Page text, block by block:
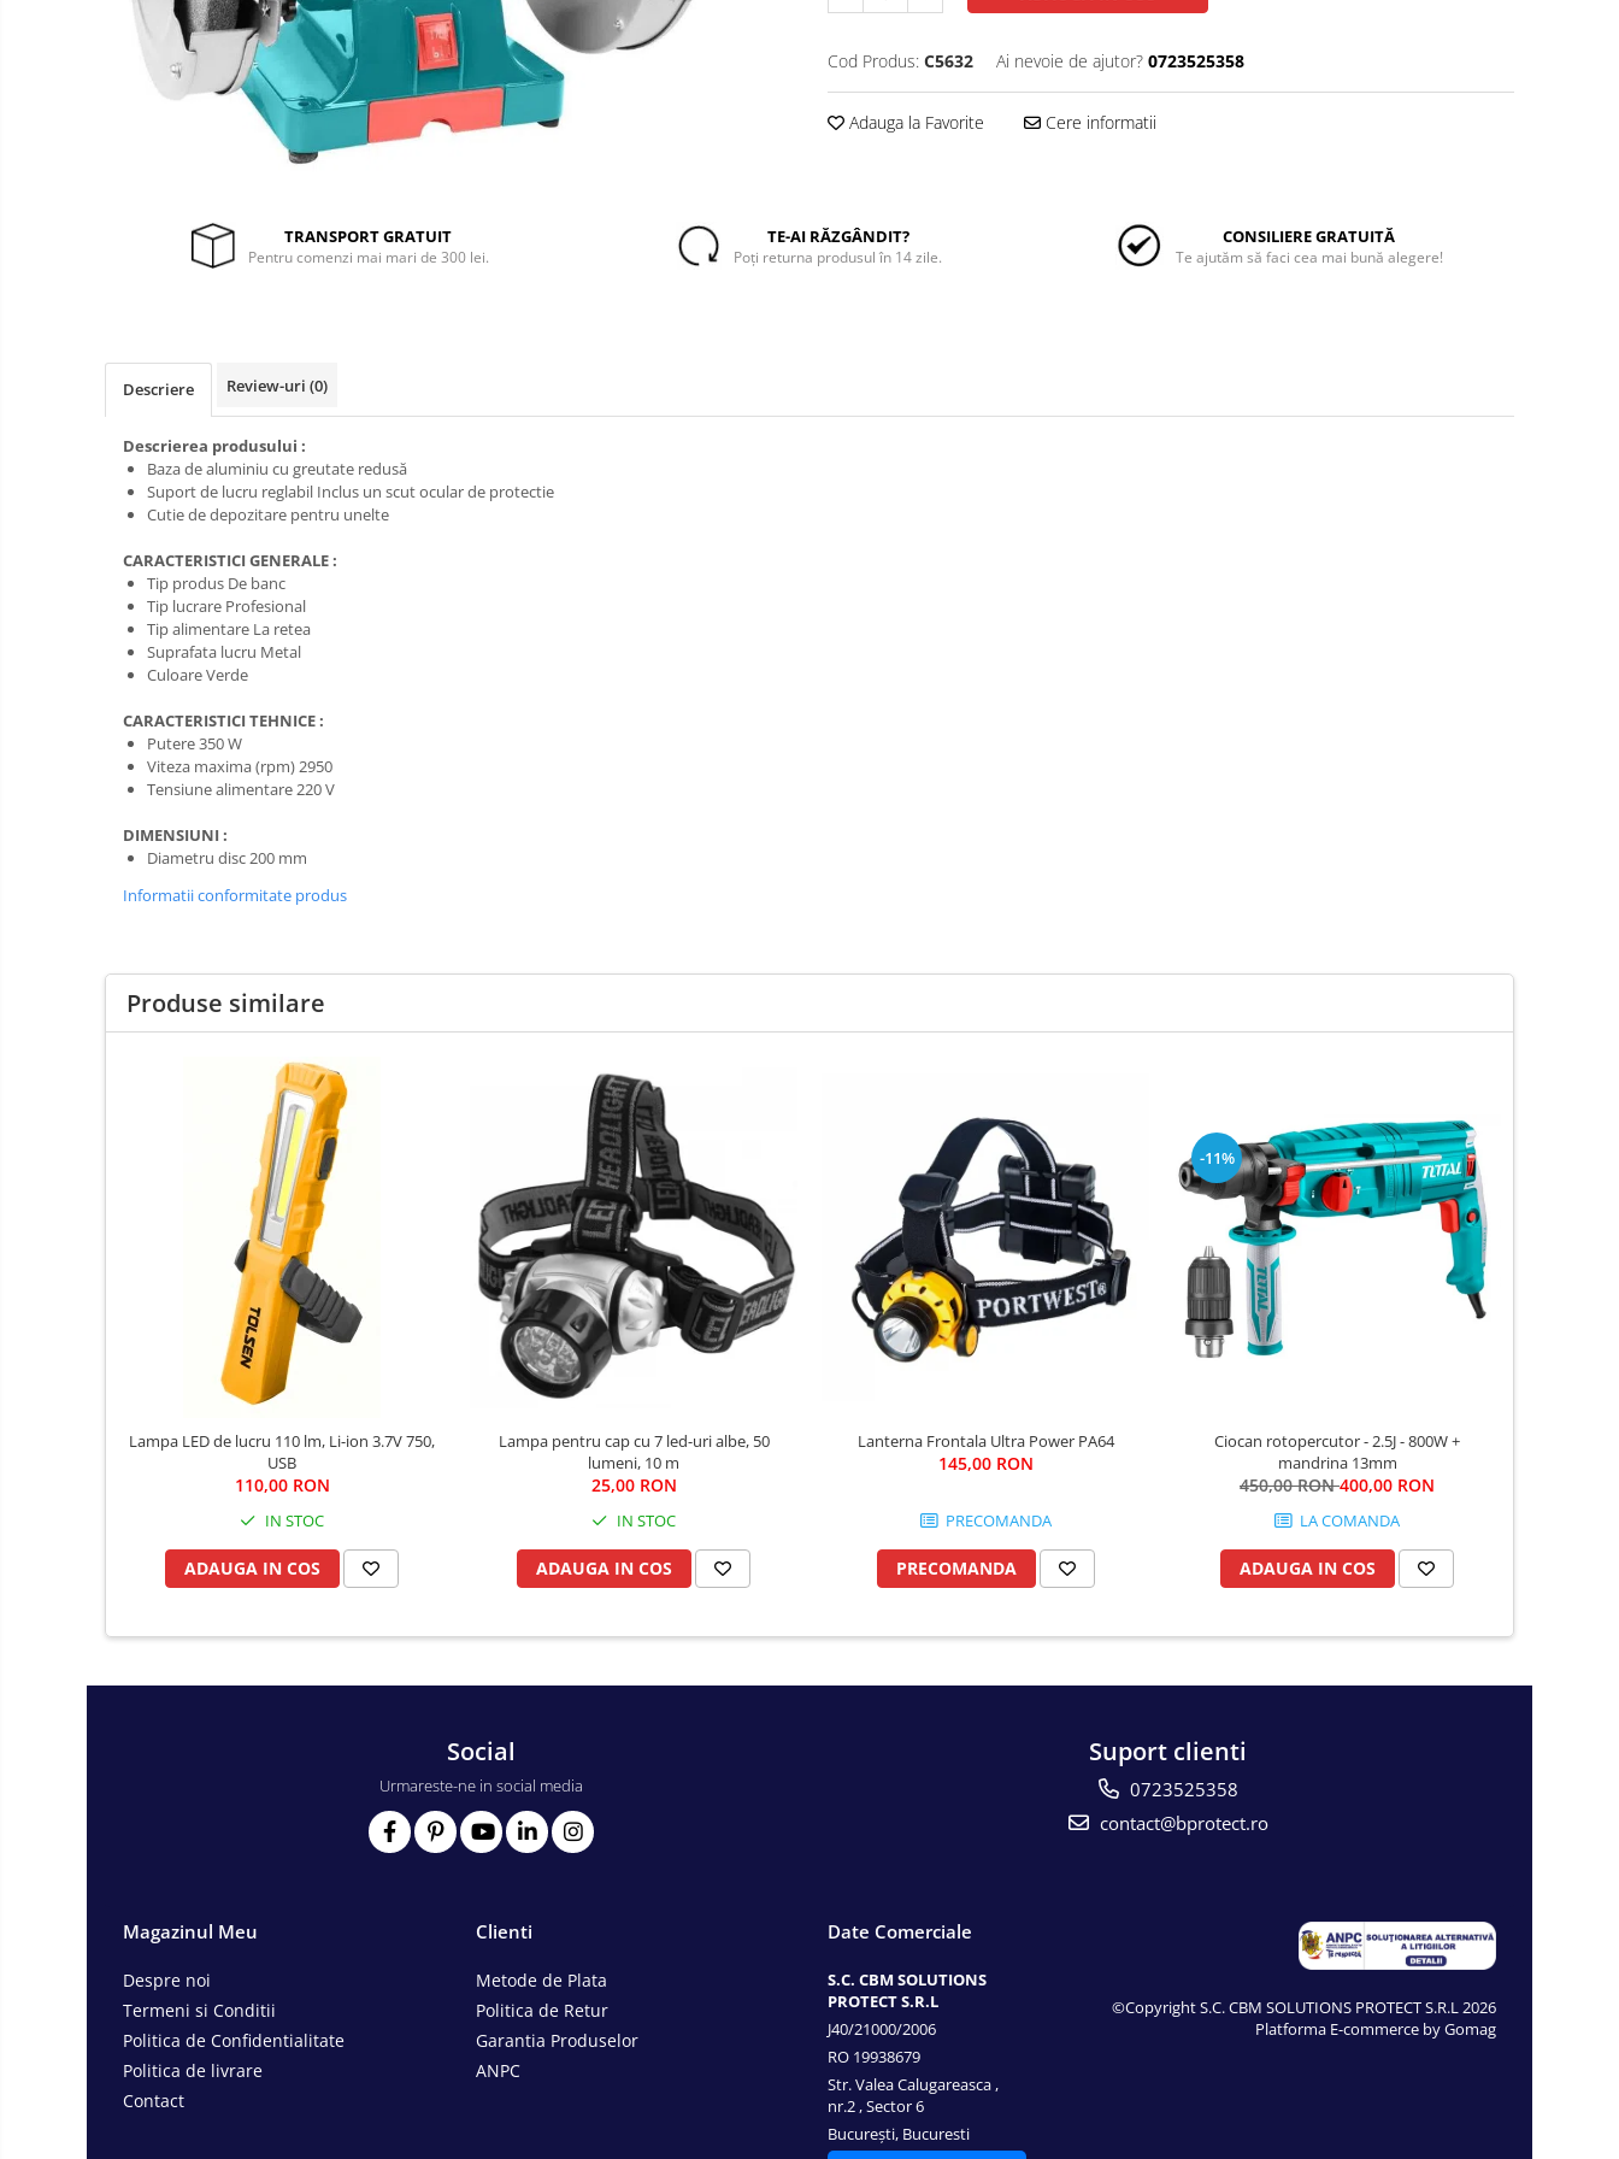
Generatoare si
unelte pentru
santier
Lucru la
înălțime
Motocoase
Foarfece de tuns gard viu si
Motosape si motoburghie
Motoburghie
Motosapatoare
Mănuși
protecție
Oferte
Pompe de suprafata
Pompe submersibile
Prim
ajutor
Protecția
capului
Protecția ochilor
Protecția respirației
Protecția urechilor
Scule de
Capsatoare , multifuncionale si
pistoale silicon
Ciocane , clesti si foarfeci
Debitare gresie / faianta si geamuri
Aparate de masura si detectie
Scule
electrice
Aparate de sudat si lipit
Consumabile scule electrice
Accesorii abrazive
Masini de amestecat si vopsit
Masini de slefuit si rindeluit
Masini multifunctionale
Polizoare unghiulare
Scule electrice de banc
Semnalizare
delimitare
Cod Produs: C5632 Ai nevoie de ajutor? 0723525358
Adauga la Favorite Cere informatii
TRANSPORT GRATUIT
Pentru comenzi mai mari de 300 lei.
TE-AI RĂZGÂNDIT?
Poți returna produsul în 14 zile.
CONSILIERE GRATUITĂ
Te ajutăm să faci cea mai bună alegere!
Descriere Review-uri (0)
Descrierea produsului :
Baza de aluminiu cu greutate redusă
Suport de lucru reglabil Inclus un scut ocular de protectie
Cutie de depozitare pentru unelte
CARACTERISTICI GENERALE :
Tip produs De banc
Tip lucrare Profesional
Tip alimentare La retea
Suprafata lucru Metal
Culoare Verde
CARACTERISTICI TEHNICE :
Putere 350 W
Viteza maxima (rpm) 2950
Tensiune alimentare 220 V
DIMENSIUNI :
Diametru disc 200 mm
Informatii conformitate produs
Produse similare
Lampa LED de lucru 110 lm, Li-ion 3.7V 750,
USB
110,00 RON
IN STOC
ADAUGA IN COS
Lampa pentru cap cu 7 led-uri albe, 50
lumeni, 10 m
25,00 RON
IN STOC
ADAUGA IN COS
Lanterna Frontala Ultra Power PA64
145,00 RON
PRECOMANDA
PRECOMANDA
-11%
Ciocan rotopercutor - 2.5J - 800W +
mandrina 13mm
450,00 RON400,00 RON
LA COMANDA
ADAUGA IN COS
Social
Urmareste-ne in social media
Suport clienti
0723525358
contact@bprotect.ro
Magazinul Meu
Despre noi
Termeni si Conditii
Politica de Confidentialitate
Politica de livrare
Contact
Clienti
Metode de Plata
Politica de Retur
Garantia Produselor
ANPC
Date Comerciale
S.C. CBM SOLUTIONS
PROTECT S.R.L
J40/21000/2006
RO 19938679
Str. Valea Calugareasca ,
nr.2 , Sector 6
București, Bucuresti
©Copyright S.C. CBM SOLUTIONS PROTECT S.R.L 2026
Platforma E-commerce by Gomag